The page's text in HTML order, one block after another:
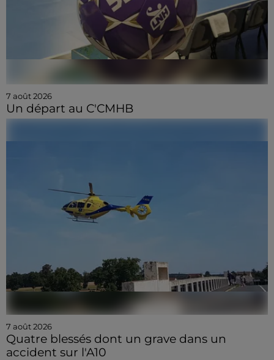
7 août 2026
Un départ au C'CMHB
7 août 2026
Quatre blessés dont un grave dans un
accident sur l'A10